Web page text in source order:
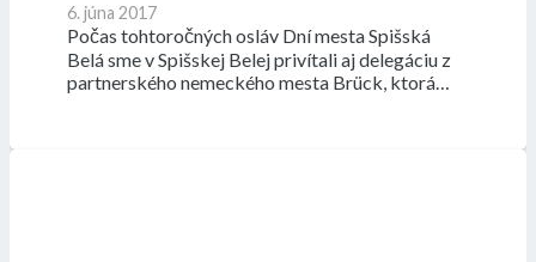
6. júna 2017
Počas tohtoročných osláv Dní mesta Spišská
Belá sme v Spišskej Belej privítali aj delegáciu z
partnerského nemeckého mesta Brück, ktorá…